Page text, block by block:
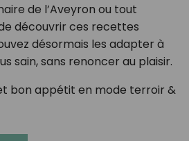
de l’Aveyron ou tout
découvrir ces recettes
désormais les adapter à
sain, sans renoncer au plaisir.
bon appétit en mode terroir &